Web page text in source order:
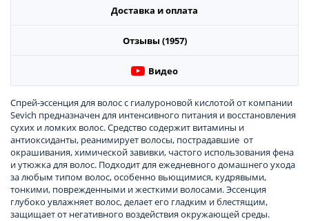
Доставка и оплата
Отзывы (1957)
Видео
Спрей-эссенция для волос с гиалуроновой кислотой от компании
Sevich предназначен для интенсивного питания и восстановления
сухих и ломких волос. Средство содержит витамины и
антиоксиданты, реанимирует волосы, пострадавшие от
окрашивания, химической завивки, частого использования фена
и утюжка для волос. Подходит для ежедневного домашнего ухода
за любым типом волос, особенно вьющимися, кудрявыми,
тонкими, поврежденными и жесткими волосами. Эссенция
глубоко увлажняет волос, делает его гладким и блестящим,
защищает от негативного воздействия окружающей среды.